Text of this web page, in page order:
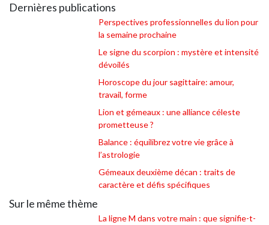
Dernières publications
Perspectives professionnelles du lion pour
la semaine prochaine
Le signe du scorpion : mystère et intensité
dévoilés
Horoscope du jour sagittaire: amour,
travail, forme
Lion et gémeaux : une alliance céleste
prometteuse ?
Balance : équilibrez votre vie grâce à
l’astrologie
Gémeaux deuxième décan : traits de
caractère et défis spécifiques
Sur le même thème
La ligne M dans votre main : que signifie-t-